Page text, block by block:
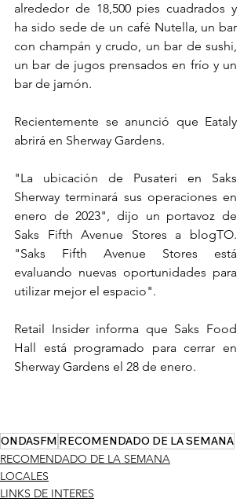
alrededor de 18,500 pies cuadrados y
ha sido sede de un café Nutella, un bar
con champán y crudo, un bar de sushi,
un bar de jugos prensados en frío y un
bar de jamón.
Recientemente se anunció que Eataly
abrirá en Sherway Gardens.
"La ubicación de Pusateri en Saks
Sherway terminará sus operaciones en
enero de 2023", dijo un portavoz de
Saks Fifth Avenue Stores a blogTO.
"Saks Fifth Avenue Stores está
evaluando nuevas oportunidades para
utilizar mejor el espacio".
Retail Insider informa que Saks Food
Hall está programado para cerrar en
Sherway Gardens el 28 de enero.
ONDASFM RECOMENDADO DE LA SEMANA
RECOMENDADO DE LA SEMANA
LOCALES
LINKS DE INTERES